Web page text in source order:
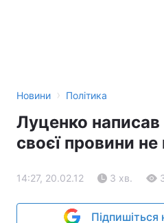
Новини › Політика
Луценко
своєї провини не
14:27, 20.02.12 3 хв.
Підпишіться